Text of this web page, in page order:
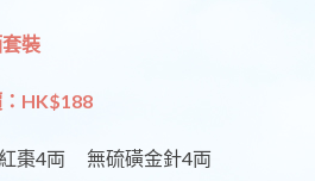
裝
HK$188
棗4両 無硫磺金針4両